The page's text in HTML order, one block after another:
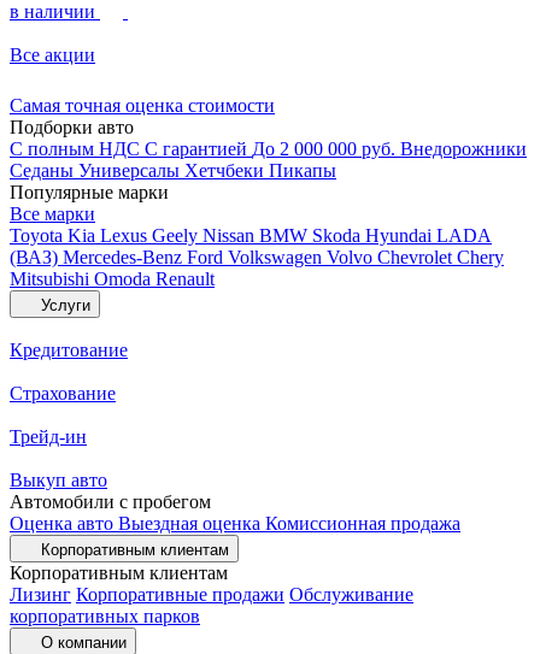
в наличии
Все акции
Самая точная оценка стоимости
Подборки авто
С полным НДС С гарантией До 2 000 000 руб. Внедорожники
Седаны Универсалы Хетчбеки Пикапы
Популярные марки
Все марки
Toyota Kia Lexus Geely Nissan BMW Skoda Hyundai LADA
(ВАЗ) Mercedes-Benz Ford Volkswagen Volvo Chevrolet Chery
Mitsubishi Omoda Renault
Услуги
Кредитование
Страхование
Трейд-ин
Выкуп авто
Автомобили с пробегом
Оценка авто Выездная оценка Комиссионная продажа
Корпоративным клиентам
Корпоративным клиентам
Лизинг Корпоративные продажи Обслуживание
корпоративных парков
О компании